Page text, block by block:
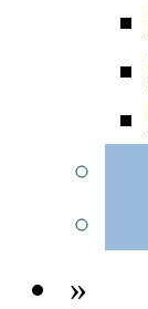
»